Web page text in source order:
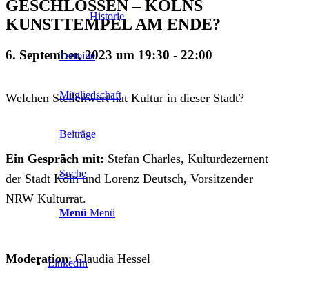
Historie
Termine
Mitgliedschaft
Beiträge
Suche
Menü Menü
LinkedIn
GESCHLOSSEN – KÖLNS
KUNSTTEMPEL AM ENDE?
6. September, 2023 um 19:30 - 22:00
Welchen Stellenwert hat Kultur in dieser Stadt?
Ein Gespräch mit: Stefan Charles, Kulturdezernent
der Stadt Köln und Lorenz Deutsch, Vorsitzender
NRW Kulturrat.
Moderation: Claudia Hessel